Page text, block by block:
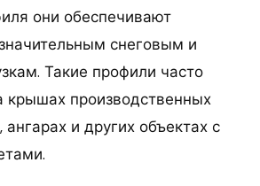
они обеспечивают
снеговым и
Такие профили часто
крышах производственных
ангарах и других объектах с